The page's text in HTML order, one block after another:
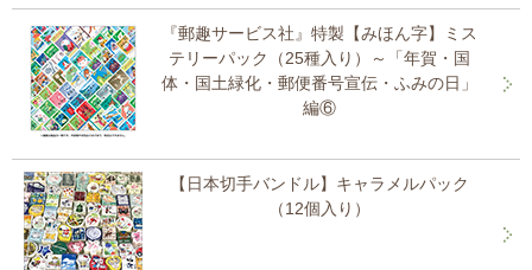
『郵趣サービス社』特製【みほん字】ミス
テリーパック（25種入り）～「年賀・国
体・国土緑化・郵便番号宣伝・ふみの日」
編⑥
【日本切手バンドル】キャラメルパック
（12個入り）